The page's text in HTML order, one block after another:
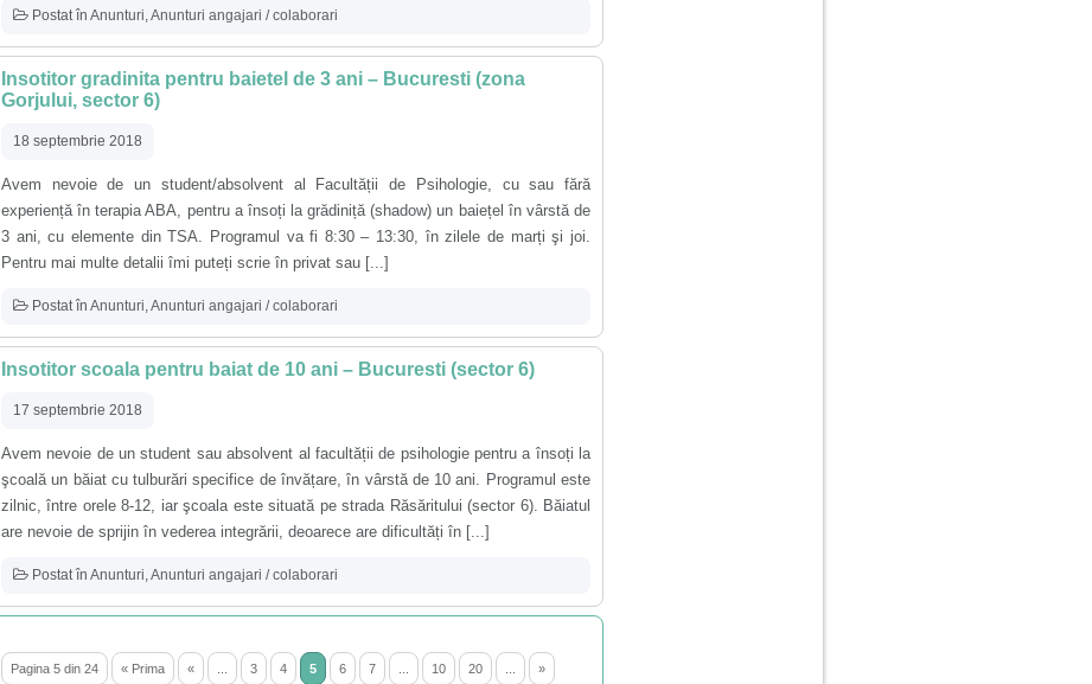
Postat în Anunturi,Anunturi angajari / colaborari
Insotitor gradinita pentru baietel de 3 ani – Bucuresti (zona
Gorjului, sector 6)
18 septembrie 2018
Avem nevoie de un student/absolvent al Facultății de Psihologie, cu sau fără
experiență în terapia ABA, pentru a însoți la grădiniță (shadow) un baiețel în vârstă de
3 ani, cu elemente din TSA. Programul va fi 8:30 – 13:30, în zilele de marți şi joi.
Pentru mai multe detalii îmi puteți scrie în privat sau [...]
Postat în Anunturi,Anunturi angajari / colaborari
Insotitor scoala pentru baiat de 10 ani – Bucuresti (sector 6)
17 septembrie 2018
Avem nevoie de un student sau absolvent al facultății de psihologie pentru a însoți la
şcoală un băiat cu tulburări specifice de învățare, în vârstă de 10 ani. Programul este
zilnic, între orele 8-12, iar şcoala este situată pe strada Răsăritului (sector 6). Băiatul
are nevoie de sprijin în vederea integrării, deoarece are dificultăți în [...]
Postat în Anunturi,Anunturi angajari / colaborari
Pagina 5 din 24 « Prima « 3 4 5 6 7 10 20 »